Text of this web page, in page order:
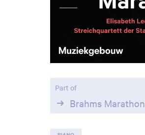
Part of
Brahms Marathon